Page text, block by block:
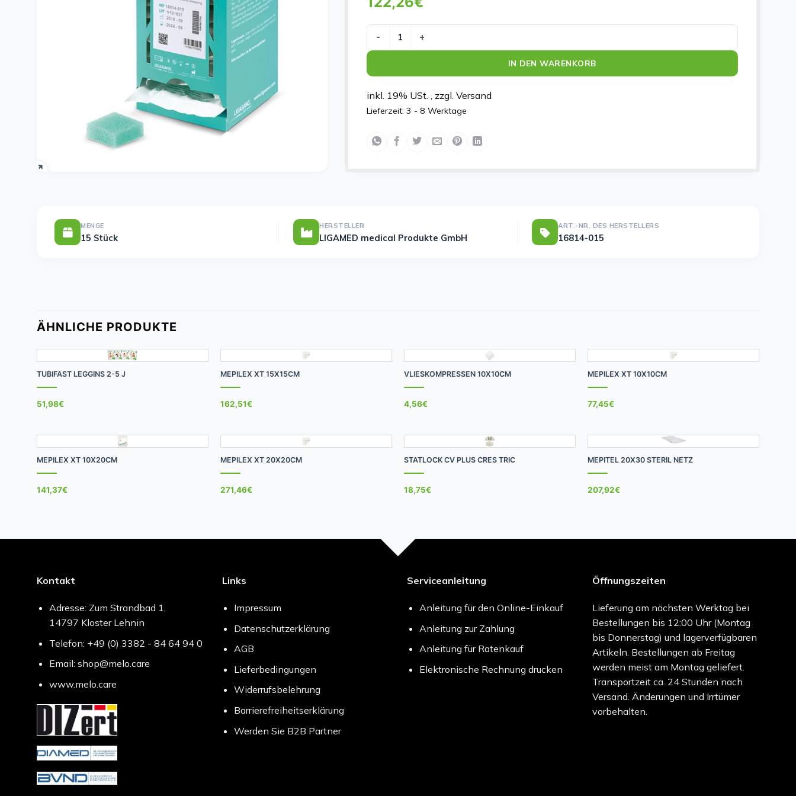
LIGASANO GRUEN S 5X5X2CM Menge
IN DEN WARENKORB
inkl. 19% USt. , zzgl. Versand
Lieferzeit: 3 - 8 Werktage
MENGE
15 Stück
HERSTELLER
LIGAMED medical Produkte GmbH
ART.-NR. DES HERSTELLERS
16814-015
ÄHNLICHE PRODUKTE
TUBIFAST LEGGINS 2-5 J
51,98€
MEPILEX XT 15X15CM
162,51€
VLIESKOMPRESSEN 10X10CM
4,56€
MEPILEX XT 10X10CM
77,45€
MEPILEX XT 10X20CM
141,37€
MEPILEX XT 20X20CM
271,46€
STATLOCK CV PLUS CRES TRIC
18,75€
MEPITEL 20X30 STERIL NETZ
207,92€
Kontakt
Adresse: Zum Strandbad 1,
14797 Kloster Lehnin
Telefon: +49 (0) 3382 - 84 64 94 0
Email: shop@melo.care
www.melo.care
Links
Impressum
Datenschutzerklärung
AGB
Lieferbedingungen
Widerrufsbelehrung
Barrierefreiheitserklärung
Werden Sie B2B Partner
Serviceanleitung
Anleitung für den Online-Einkauf
Anleitung zur Zahlung
Anleitung für Ratenkauf
Elektronische Rechnung drucken
Öffnungszeiten
Lieferung am nächsten Werktag bei
Bestellungen bis 12:00 Uhr (Montag
bis Donnerstag) und lagerverfügbaren
Artikeln. Bestellungen ab Freitag
werden meist am Montag geliefert.
Transportzeit ca. 24 Stunden nach
Versand. Änderungen und Irrtümer
vorbehalten.